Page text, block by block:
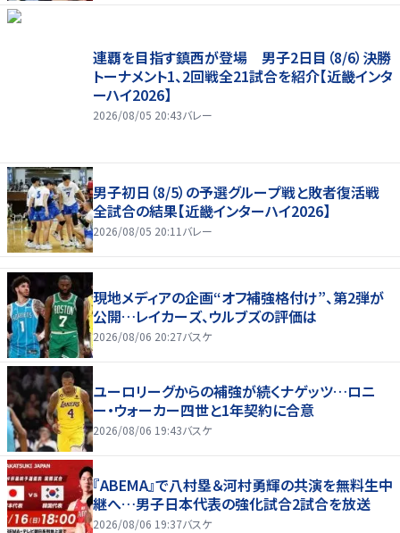
連覇を目指す鎮西が登場 男子2日目（8/6）決勝
トーナメント1、2回戦全21試合を紹介【近畿インタ
ーハイ2026】
2026/08/05 20:43バレー
男子初日（8/5）の予選グループ戦と敗者復活戦
全試合の結果【近畿インターハイ2026】
2026/08/05 20:11 バレー
現地メディアの企画“オフ補強格付け”、第2弾が
公開…レイカーズ、ウルブズの評価は
2026/08/06 20:27バスケ
ユーロリーグからの補強が続くナゲッツ…ロニ
ー・ウォーカー四世と1年契約に合意
2026/08/06 19:43バスケ
『ABEMA』で八村塁＆河村勇輝の共演を無料生中
継へ…男子日本代表の強化試合2試合を放送
2026/08/06 19:37バスケ